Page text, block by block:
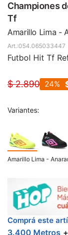
Championes
Tf
Amarillo Lima -
054.065033447
Futbol Hit Tf
$ 2.890 24
Variantes:
Amarillo Lima -
Comprá este
3.400 Metros